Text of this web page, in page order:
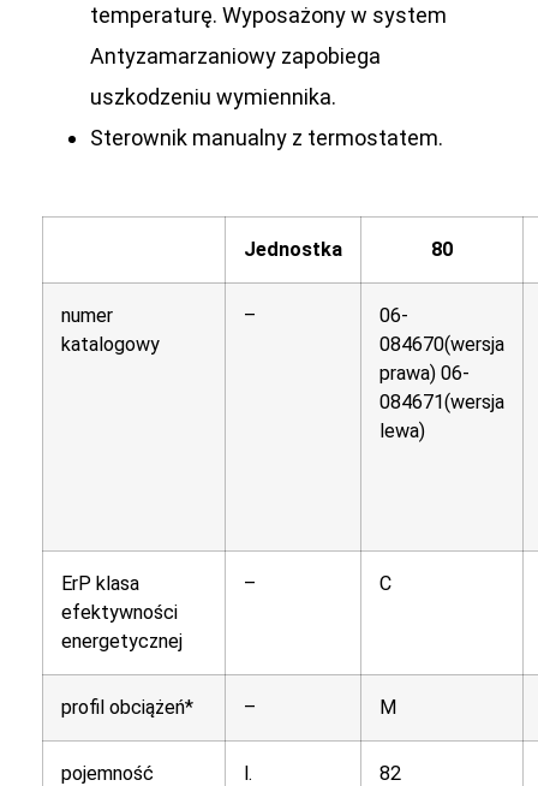
temperaturę. Wyposażony w system
Antyzamarzaniowy zapobiega
uszkodzeniu wymiennika.
Sterownik manualny z termostatem.
Jednostka 80
numer
katalogowy
–
06-
084670(wersja
prawa) 06-
084671(wersja
lewa)
ErP klasa
efektywności
energetycznej
– C
profil obciążeń* – M
pojemność
l. 82